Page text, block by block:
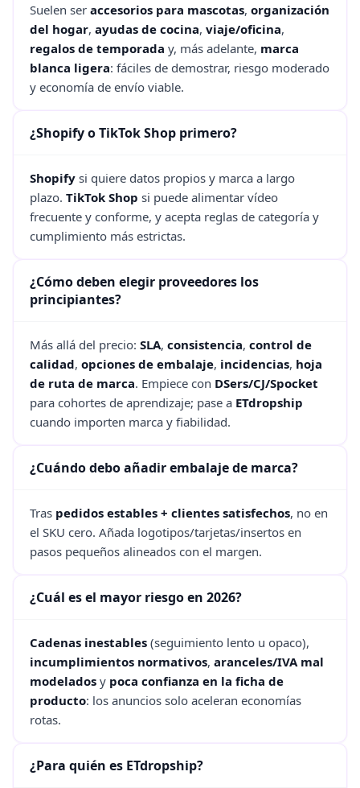
Suelen ser accesorios para mascotas, organización
del hogar, ayudas de cocina, viaje/oficina,
regalos de temporada y, más adelante, marca
blanca ligera: fáciles de demostrar, riesgo moderado
y economía de envío viable.
¿Shopify o TikTok Shop primero?
Shopify si quiere datos propios y marca a largo
plazo. TikTok Shop si puede alimentar vídeo
frecuente y conforme, y acepta reglas de categoría y
cumplimiento más estrictas.
¿Cómo deben elegir proveedores los
principiantes?
Más allá del precio: SLA, consistencia, control de
calidad, opciones de embalaje, incidencias, hoja
de ruta de marca. Empiece con DSers/CJ/Spocket
para cohortes de aprendizaje; pase a ETdropship
cuando importen marca y fiabilidad.
¿Cuándo debo añadir embalaje de marca?
Tras pedidos estables + clientes satisfechos, no en
el SKU cero. Añada logotipos/tarjetas/insertos en
pasos pequeños alineados con el margen.
¿Cuál es el mayor riesgo en 2026?
Cadenas inestables (seguimiento lento u opaco),
incumplimientos normativos, aranceles/IVA mal
modelados y poca confianza en la ficha de
producto: los anuncios solo aceleran economías
rotas.
¿Para quién es ETdropship?